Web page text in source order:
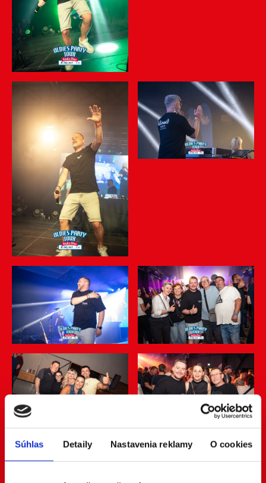
Súhlas Detaily Nastavenia reklamy O cookies